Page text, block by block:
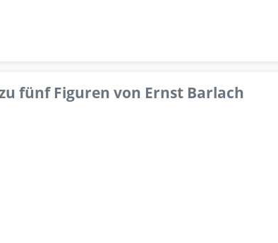
fünf Figuren von Ernst Barlach